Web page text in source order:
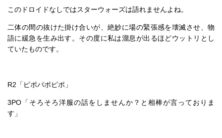
このドロイドなしではスターウォーズは語れませんよね。
二体の間の抜けた掛け合いが、絶妙に場の緊張感を壊滅させ、物
語に緩急を生み出す。その度に私は溜息が出るほどウットリとし
ていたものです。
R2「ピポパポピポ」
3PO「そろそろ洋服の話をしませんか？と相棒が言っておりま
す」